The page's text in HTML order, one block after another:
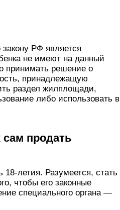
РФ является
не имеют на данный
принимать решение о
принадлежащую
раздел жилплощади,
либо использовать в
продать
18-летия. Разумеется, стать
чтобы его законные
специального органа —